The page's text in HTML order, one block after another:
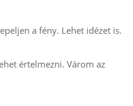
a fény. Lehet idézet is.
értelmezni. Várom az